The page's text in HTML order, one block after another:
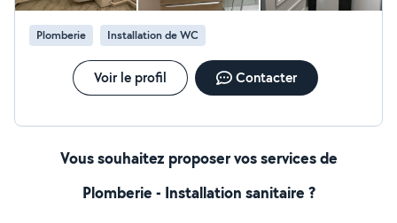
Plomberie Installation de WC
Voir le profil Contacter
Vous souhaitez proposer vos services de
Plomberie - Installation sanitaire ?